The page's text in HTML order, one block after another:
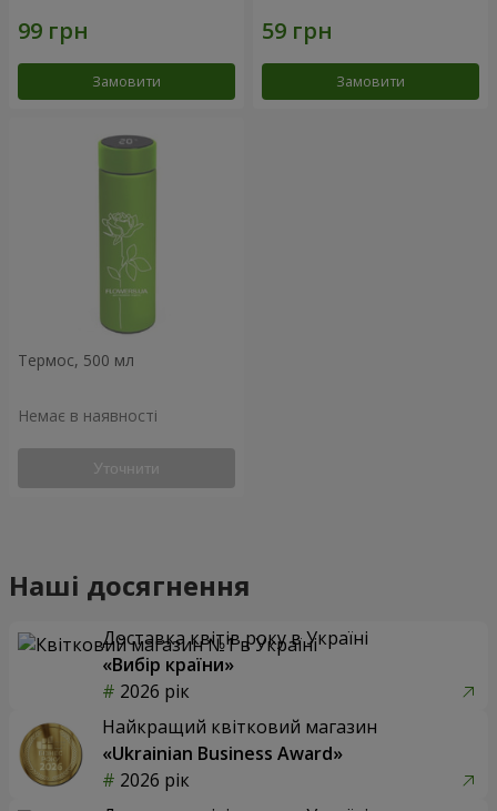
Замовити Замовити
Термос, 500 мл
Немає в наявності
Уточнити
Наші досягнення
Доставка квітів року в Україні
«Вибір країни»
2026 рік
Найкращий квітковий магазин
«Ukrainian Business Award»
2026 рік